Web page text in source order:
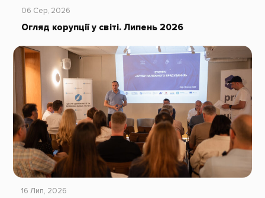
06 Сер, 2026
Огляд корупції у світі. Липень 2026
16 Лип, 2026